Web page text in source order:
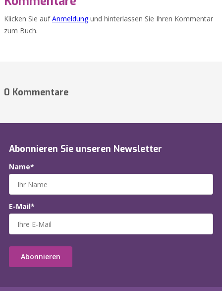
Klicken Sie aufAnmeldungund hinterlassen Sie Ihren Kommentar
zum Buch.
0 Kommentare
Abonnieren Sie unseren Newsletter
Name*
E-Mail*
Abonnieren